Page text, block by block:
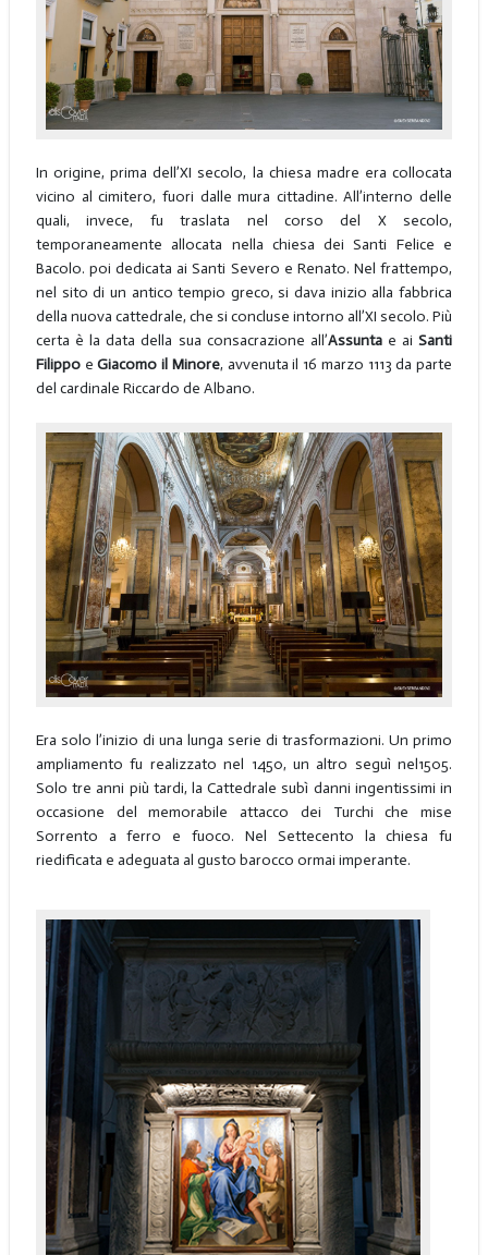
In origine, prima dell’XI secolo, la chiesa madre era collocata
vicino al cimitero, fuori dalle mura cittadine. All’interno delle
quali, invece, fu traslata nel corso del X secolo,
temporaneamente allocata nella chiesa dei Santi Felice e
Bacolo. poi dedicata ai Santi Severo e Renato. Nel frattempo,
nel sito di un antico tempio greco, si dava inizio alla fabbrica
della nuova cattedrale, che si concluse intorno all’XI secolo. Più
certa è la data della sua consacrazione all’Assunta e aiSanti
FilippoeGiacomo il Minore, avvenuta il 16 marzo 1113 da parte
del cardinale Riccardo de Albano.
Era solo l’inizio di una lunga serie di trasformazioni. Un primo
ampliamento fu realizzato nel 1450, un altro seguì nel1505.
Solo tre anni più tardi, la Cattedrale subì danni ingentissimi in
occasione del memorabile attacco dei Turchi che mise
Sorrento a ferro e fuoco. Nel Settecento la chiesa fu
riedificata e adeguata al gusto barocco ormai imperante.